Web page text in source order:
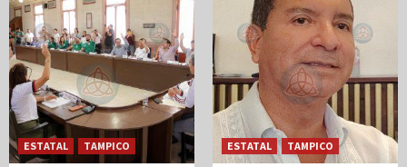
ESTATAL TAMPICO ESTATAL TAMPICO